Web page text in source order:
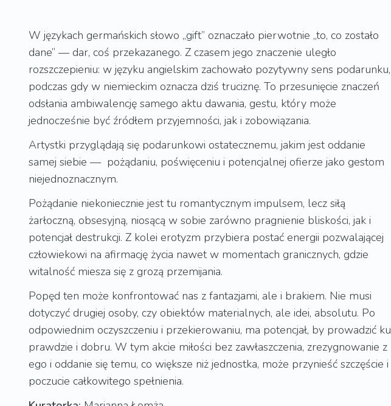
W językach germańskich słowo „gift” oznaczało pierwotnie „to, co zostało
dane” — dar, coś przekazanego. Z czasem jego znaczenie uległo
rozszczepieniu: w języku angielskim zachowało pozytywny sens podarunku,
podczas gdy w niemieckim oznacza dziś truciznę. To przesunięcie znaczeń
odsłania ambiwalencję samego aktu dawania, gestu, który może
jednocześnie być źródłem przyjemności, jak i zobowiązania.
Artystki przyglądają się podarunkowi ostatecznemu, jakim jest oddanie
samej siebie — pożądaniu, poświęceniu i potencjalnej ofierze jako gestom
niejednoznacznym.
Pożądanie niekoniecznie jest tu romantycznym impulsem, lecz siłą
żarłoczną, obsesyjną, niosącą w sobie zarówno pragnienie bliskości, jak i
potencjał destrukcji. Z kolei erotyzm przybiera postać energii pozwalającej
człowiekowi na afirmację życia nawet w momentach granicznych, gdzie
witalność miesza się z grozą przemijania.
Popęd ten może konfrontować nas z fantazjami, ale i brakiem. Nie musi
dotyczyć drugiej osoby, czy obiektów materialnych, ale idei, absolutu. Po
odpowiednim oczyszczeniu i przekierowaniu, ma potencjał, by prowadzić ku
prawdzie i dobru. W tym akcie miłości bez zawłaszczenia, zrezygnowanie z
ego i oddanie się temu, co większe niż jednostka, może przynieść szczęście i
poczucie całkowitego spełnienia.